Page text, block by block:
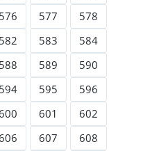
576 577
578
582 583
584
588 589
590
594 595
596
601
602
607 608